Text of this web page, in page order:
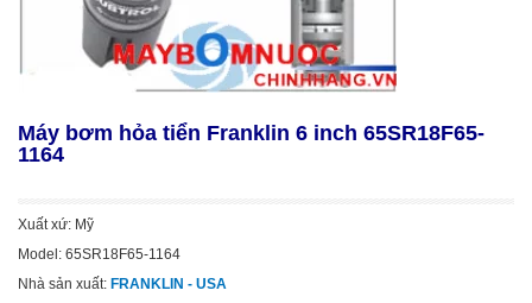
Máy bơm hỏa tiển Franklin 6 inch 65SR18F65-
1164
Xuất xứ: Mỹ
Model: 65SR18F65-1164
Nhà sản xuất: FRANKLIN - USA